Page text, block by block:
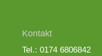
Kontakt
Tel.: 0174 6806842